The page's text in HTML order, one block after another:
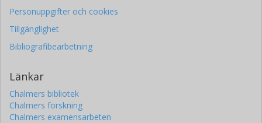
Personuppgifter och cookies
Tillgänglighet
Bibliografibearbetning
Länkar
Chalmers bibliotek
Chalmers forskning
Chalmers examensarbeten